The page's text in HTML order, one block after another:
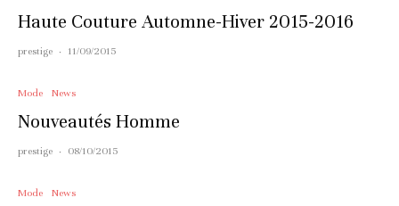
Haute Couture Automne-Hiver 2015-2016
prestige · 11/09/2015
Mode News
Nouveautés Homme
prestige · 08/10/2015
Mode News